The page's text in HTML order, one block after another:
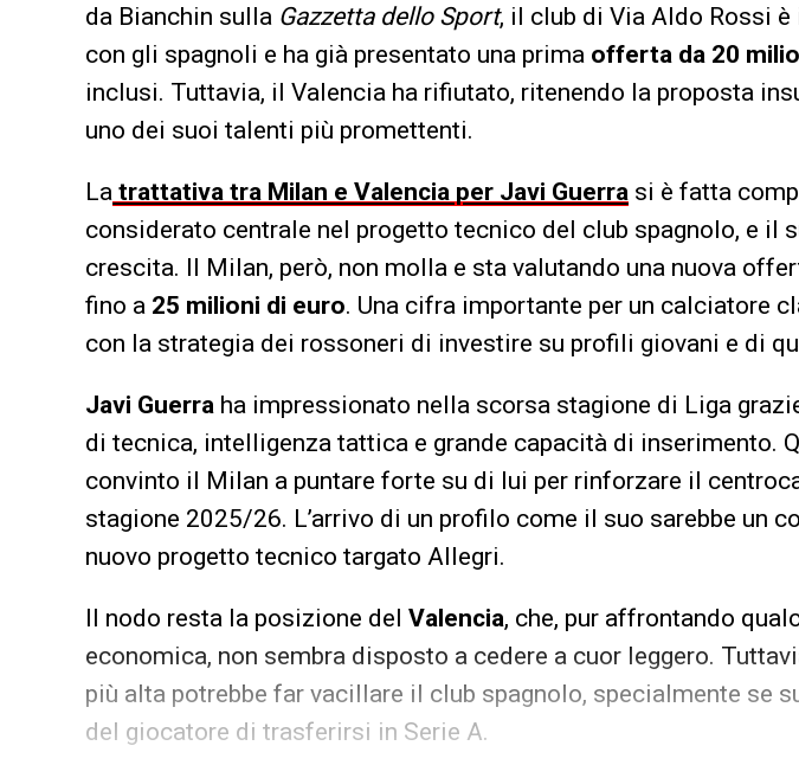
da Bianchin sulla Gazzetta dello Sport, il club di Via Aldo Rossi
con gli spagnoli e ha già presentato una prima offerta da 20
inclusi. Tuttavia, il Valencia ha rifiutato, ritenendo la proposta
uno dei suoi talenti più promettenti.
La trattativa tra Milan e Valencia per Javi Guerra si è fatta
considerato centrale nel progetto tecnico del club spagnolo, e il
crescita. Il Milan, però, non molla e sta valutando una nuova
fino a 25 milioni di euro. Una cifra importante per un calciatore
con la strategia dei rossoneri di investire su profili giovani e di
Javi Guerra ha impressionato nella scorsa stagione di Liga
di tecnica, intelligenza tattica e grande capacità di inserimento.
convinto il Milan a puntare forte su di lui per rinforzare il
stagione 2025/26. L’arrivo di un profilo come il suo sarebbe un
nuovo progetto tecnico targato Allegri.
Il nodo resta la posizione del Valencia, che, pur affrontando
economica, non sembra disposto a cedere a cuor leggero.
più alta potrebbe far vacillare il club spagnolo, specialmente se
del giocatore di trasferirsi in Serie A.